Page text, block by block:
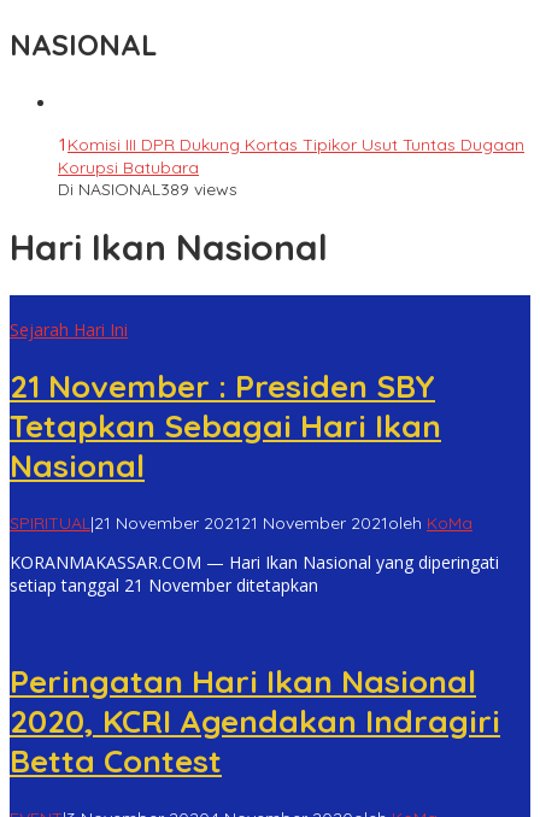
NASIONAL
1 Komisi III DPR Dukung Kortas Tipikor Usut Tuntas Dugaan
Korupsi Batubara
Di NASIONAL389 views
Hari Ikan Nasional
Sejarah Hari Ini
21 November : Presiden SBY
Tetapkan Sebagai Hari Ikan
Nasional
SPIRITUAL|21 November 202121 November 2021oleh KoMa
KORANMAKASSAR.COM — Hari Ikan Nasional yang diperingati
setiap tanggal 21 November ditetapkan
Peringatan Hari Ikan Nasional
2020, KCRI Agendakan Indragiri
Betta Contest